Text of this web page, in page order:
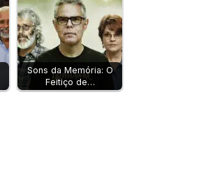
Sons da Memória: O
Feitiço de…